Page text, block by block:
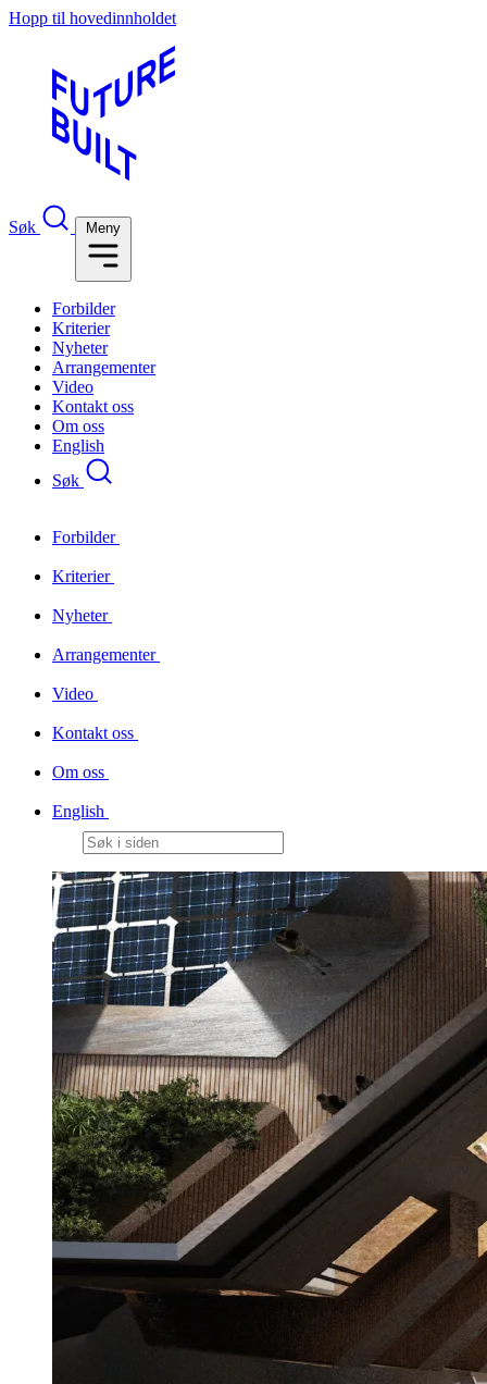
Hopp til hovedinnholdet
Søk Meny
Forbilder
Kriterier
Nyheter
Arrangementer
Video
Kontakt oss
Om oss
English
Søk
Forbilder
Kriterier
Nyheter
Arrangementer
Video
Kontakt oss
Om oss
English